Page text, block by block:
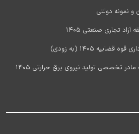
و نمونه دولتی
تجاری صنعتی 1405
1405 (به زودی)
آخرین اخبار استخدام شرکت مادر تخصصی تولید نیروی برق حرارتی 1405